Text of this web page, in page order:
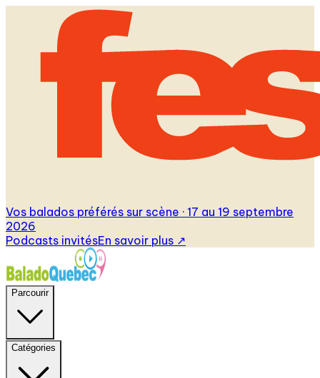
Vos balados préférés sur scène · 17 au 19 septembre
2026
Podcasts invitésEn savoir plus ↗
Parcourir
Catégories